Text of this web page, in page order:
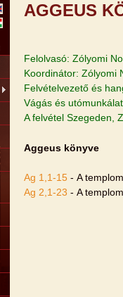
AGGEUS
Felolvasó: Zólyomi
Koordinátor: Zólyomi
Felvételvezető és
Vágás és
A felvétel Szegeden,
Aggeus könyve
Ag 1,1-15 - A
Ag 2,1-23 - A